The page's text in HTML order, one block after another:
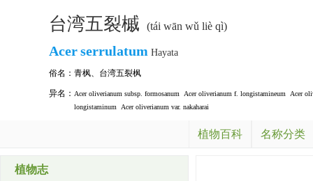
台湾五裂槭 (tái wān wǔ liè qì)
Acerserrulatum Hayata
俗名： 青枫、 台湾五裂枫
异名： Acer oliverianum subsp. formosanum Acer oliverianum f. longistamineum
Acer
longistaminum
Acer oliverianum var. nakaharai
植物百科 名称分类
植物志